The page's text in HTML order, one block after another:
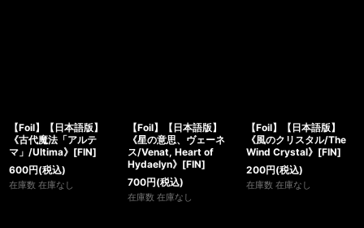
【Foil】【日本語版】
《古代魔法「アルテ
マ」/Ultima》[FIN]
600円(税込)
在庫数 在庫なし
【Foil】【日本語版】
《星の意思、ヴェーネ
ス/Venat, Heart of
Hydaelyn》[FIN]
700円(税込)
在庫数 在庫なし
【Foil】【日本語版】
《風のクリスタル/The
Wind Crystal》[FIN]
200円(税込)
在庫数 在庫なし